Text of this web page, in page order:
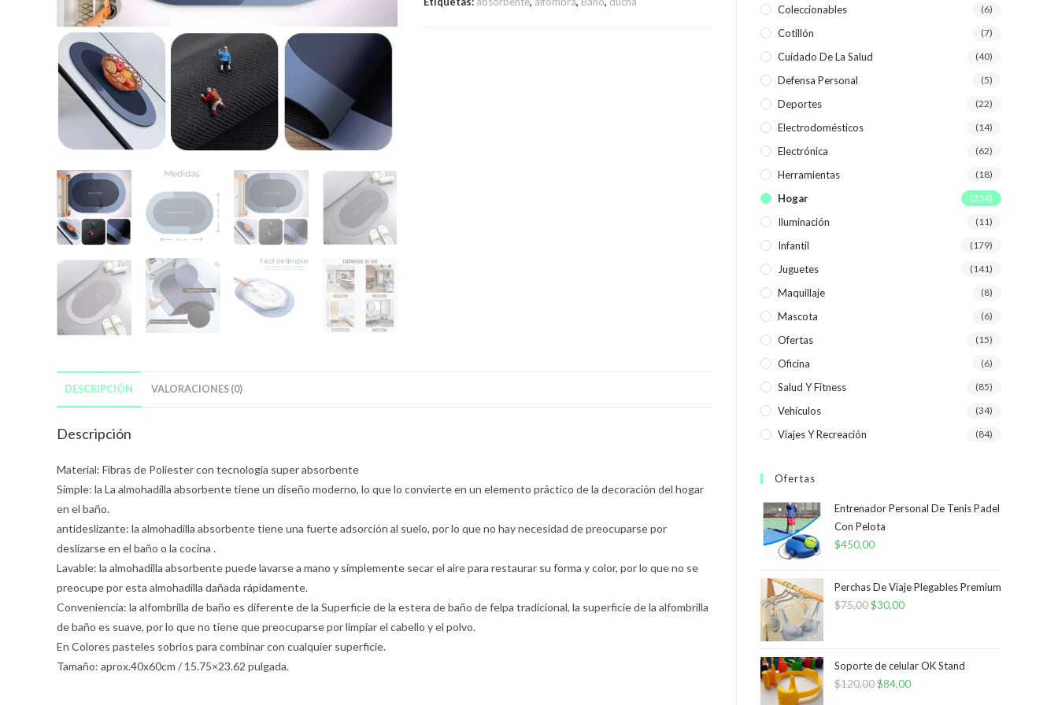
DESCRIPCIÓN VALORACIONES (0)
Descripción
Material: Fibras de Poliester con tecnologia super absorbente
Simple: la La almohadilla absorbente tiene un diseño moderno, lo que lo convierte en un elemento práctico de la decoración del hogar
en el baño.
antideslizante: la almohadilla absorbente tiene una fuerte adsorción al suelo, por lo que no hay necesidad de preocuparse por
deslizarse en el baño o la cocina .
Lavable: la almohadilla absorbente puede lavarse a mano y simplemente secar el aire para restaurar su forma y color, por lo que no se
preocupe por esta almohadilla dañada rápidamente.
Conveniencia: la alfombrilla de baño es diferente de la Superficie de la estera de baño de felpa tradicional, la superficie de la alfombrilla
de baño es suave, por lo que no tiene que preocuparse por limpiar el cabello y el polvo.
En Colores pasteles sobrios para combinar con cualquier superficie.
Tamaño: aprox.40x60cm / 15.75×23.62 pulgada.
Coleccionables (6)
Cotillón (7)
Cuidado De La Salud (40)
Defensa Personal (5)
Deportes (22)
Electrodomésticos (14)
Electrónica (62)
Herramientas (18)
Hogar (234)
Iluminación (11)
Infantil (179)
Juguetes (141)
Maquillaje (8)
Mascota (6)
Ofertas (15)
Oficina (6)
Salud Y Fitness (85)
Vehículos (34)
Viajes Y Recreación (84)
Ofertas
Entrenador Personal De Tenis Padel
Con Pelota
$450,00
Perchas De Viaje Plegables Premium
$75,00El
era:
$75,00.
$30,00El
es:
$30,00.
Soporte de celular OK Stand
$120,00El
$84,00El